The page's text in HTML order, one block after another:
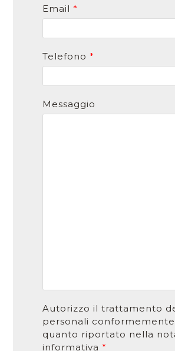
Email *
Telefono *
Messaggio
Autorizzo il trattamento
personali conformemente
quanto riportato nella
informativa *